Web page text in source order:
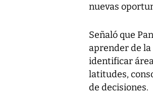
nuevas
Señaló que
aprender de
identificar
latitudes,
de decisiones.